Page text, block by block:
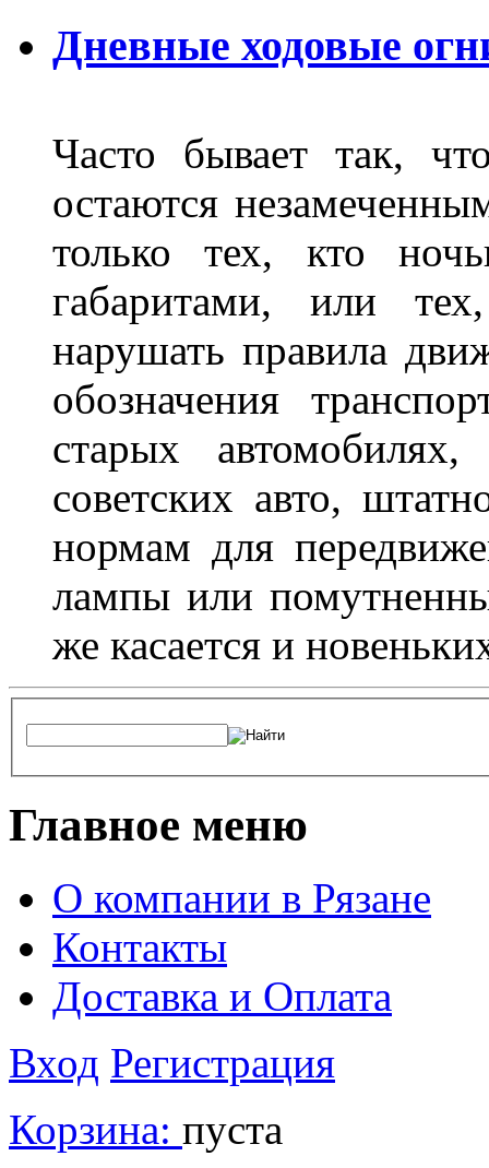
Дневные ходовые
Часто бывает так,
остаются
только тех, кто
габаритами, или
нарушать правила
обозначения
старых
советских авто,
нормам для
лампы или
же касается и
Главное меню
О компании в Рязане
Контакты
Доставка и Оплата
Вход Регистрация
Корзина: пуста